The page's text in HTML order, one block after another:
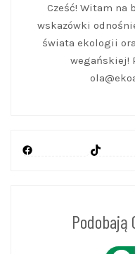
Cześć! Witam na
wskazówki
świata ekologii
wegańskiej!
Facebook
TikTok
Instagram
Mail
Podobają